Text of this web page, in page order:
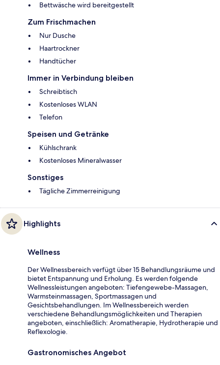
Bettwäsche wird bereitgestellt
Zum Frischmachen
Nur Dusche
Haartrockner
Handtücher
Immer in Verbindung bleiben
Schreibtisch
Kostenloses WLAN
Telefon
Speisen und Getränke
Kühlschrank
Kostenloses Mineralwasser
Sonstiges
Tägliche Zimmerreinigung
Highlights
Wellness
Der Wellnessbereich verfügt über 15 Behandlungsräume und
bietet Entspannung und Erholung. Es werden folgende
Wellnessleistungen angeboten: Tiefengewebe-Massagen,
Warmsteinmassagen, Sportmassagen und
Gesichtsbehandlungen. Im Wellnessbereich werden
verschiedene Behandlungsmöglichkeiten und Therapien
angeboten, einschließlich: Aromatherapie, Hydrotherapie und
Reflexologie.
Gastronomisches Angebot